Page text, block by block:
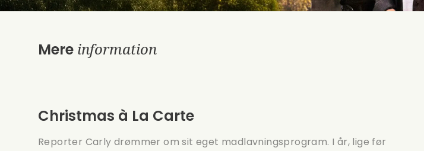
Mere information
Christmas à La Carte
Reporter Carly drømmer om sit eget madlavningsprogram. I år, lige før